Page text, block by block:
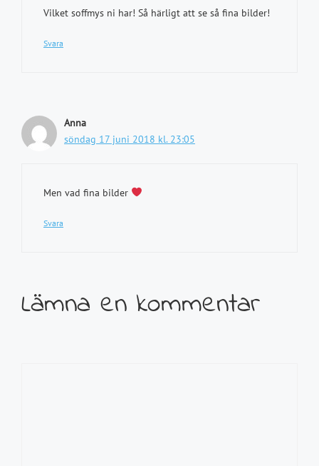
Vilket soffmys ni har! Så härligt att se så fina bilder!
Svara
Anna
söndag 17 juni 2018 kl. 23:05
Men vad fina bilder
Svara
Lämna en kommentar